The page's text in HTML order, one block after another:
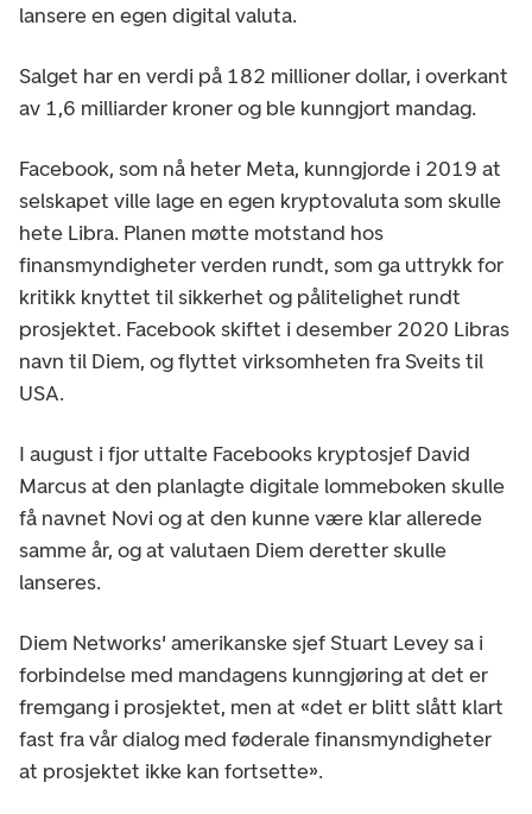
lansere en egen digital valuta.
Salget har en verdi på 182 millioner dollar, i overkant
av 1,6 milliarder kroner og ble kunngjort mandag.
Facebook, som nå heter Meta, kunngjorde i 2019 at
selskapet ville lage en egen kryptovaluta som skulle
hete Libra. Planen møtte motstand hos
finansmyndigheter verden rundt, som ga uttrykk for
kritikk knyttet til sikkerhet og pålitelighet rundt
prosjektet. Facebook skiftet i desember 2020 Libras
navn til Diem, og flyttet virksomheten fra Sveits til
USA.
I august i fjor uttalte Facebooks kryptosjef David
Marcus at den planlagte digitale lommeboken skulle
få navnet Novi og at den kunne være klar allerede
samme år, og at valutaen Diem deretter skulle
lanseres.
Diem Networks' amerikanske sjef Stuart Levey sa i
forbindelse med mandagens kunngjøring at det er
fremgang i prosjektet, men at «det er blitt slått klart
fast fra vår dialog med føderale finansmyndigheter
at prosjektet ikke kan fortsette».